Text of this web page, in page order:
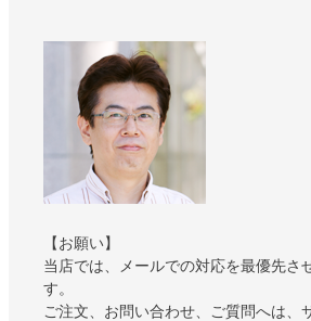
【お願い】
当店では、メールでの対応を最優先さ
す。
ご注文、お問い合わせ、ご質問へは、